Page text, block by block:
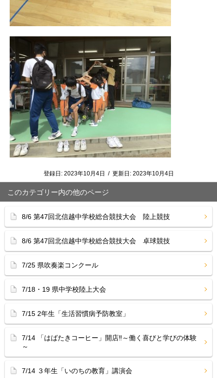
登録日: 2023年10月4日 / 更新日: 2023年10月4日
このカテゴリー内の他のページ
8/6 第47回北信越中学校総合競技大会 陸上競技
8/6 第47回北信越中学校総合競技大会 卓球競技
7/25 県吹奏楽コンクール
7/18・19 県中学校陸上大会
7/15 2年生「生活習慣病予防教室」
7/14 「はばたきコーヒー」開店‼︎～働く喜びと学びの体験
～
7/14 ３年生「いのちの教育」講演会